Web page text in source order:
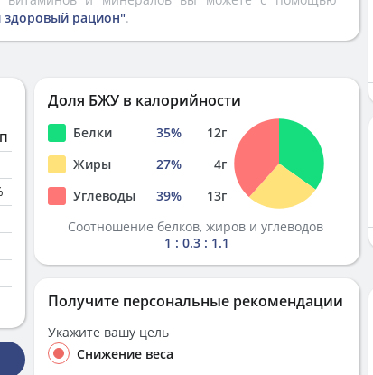
рацион".
Доля БЖУ в калорийности
Белки 35% 12г
Жиры
27% 4г
Углеводы
39% 13г
Соотношение белков, жиров и углеводов
1 : 0.3 : 1.1
Получите персональные рекомендации
Укажите вашу цель
Снижение веса